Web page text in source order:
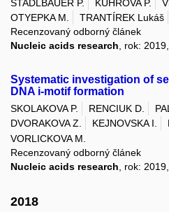
STADLBAUER P. KUHROVA P.
OTYEPKA M.
TRANTÍREK Lukáš
Recenzovaný odborný článek
Nucleic acids research , rok:
Systematic investigation of
DNA i-motif formation
SKOLAKOVA P. RENCIUK D.
DVORAKOVA Z.
KEJNOVSKA I.
VORLICKOVA M.
Recenzovaný odborný článek
Nucleic acids research , rok:
2018